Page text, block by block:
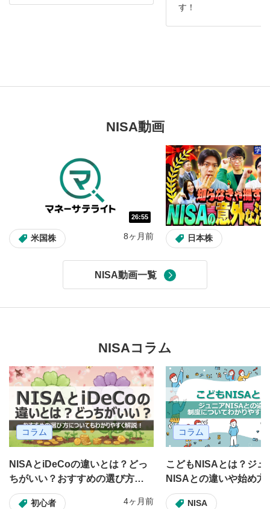
す！
NISA動画
26:55
米国株 8ヶ月前 日本株
NISA動画一覧
NISAコラム
コラム
NISAとiDeCoの違いとは？どっ
ちがいい？おすすめの選び方に
ついてもわかりやすく解説！
初心者 4ヶ月前
コラム
こどもNISAとは？ジュ
NISAとの違いや始め方
てわかりやすく解説！
NISA